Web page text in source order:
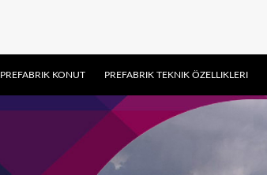
PREFABRIK KONUT PREFABRIK TEKNIK ÖZELLIKLERI